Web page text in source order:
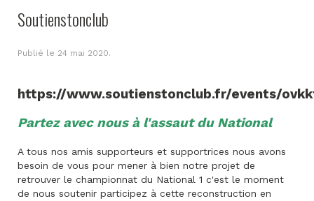
Soutienstonclub
Publié le 24 mai 2020.
https://www.soutienstonclub.fr/events/
Partez avec nous à l'assaut du National
A tous nos amis supporteurs et supportrices nous avons
besoin de vous pour mener à bien notre projet de
retrouver le championnat du National 1 c'est le moment
de nous soutenir participez à cette reconstruction en